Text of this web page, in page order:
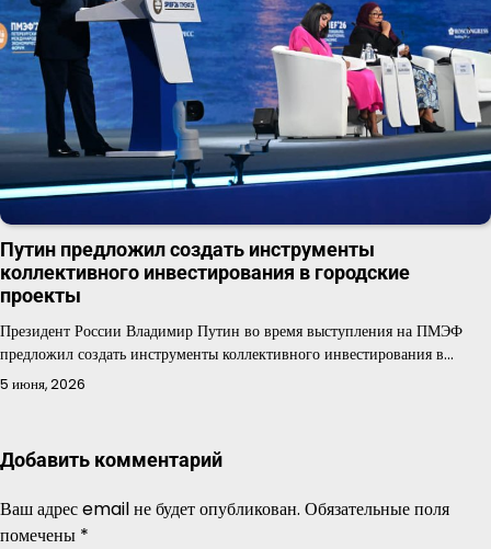
Путин предложил создать инструменты
коллективного инвестирования в городские
проекты
Президент России Владимир Путин во время выступления на ПМЭФ
предложил создать инструменты коллективного инвестирования в…
5 июня, 2026
Добавить комментарий
Ваш адрес email не будет опубликован. Обязательные поля
помечены *